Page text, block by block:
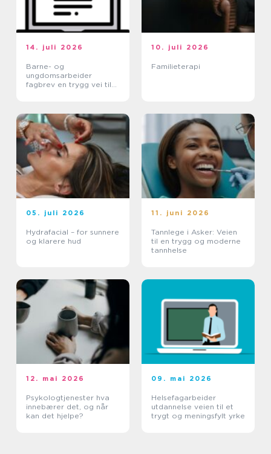
14. juli 2026
Barne- og
ungdomsarbeider
fagbrev en trygg vei til
10. juli 2026
Familieterapi
05. juli 2026
Hydrafacial – for sunnere
og klarere hud
11. juni 2026
Tannlege i Asker: Veien
til en trygg og moderne
tannhelse
12. mai 2026
Psykologtjenester hva
innebærer det, og når
kan det hjelpe?
09. mai 2026
Helsefagarbeider
utdannelse veien til et
trygt og meningsfylt yrke